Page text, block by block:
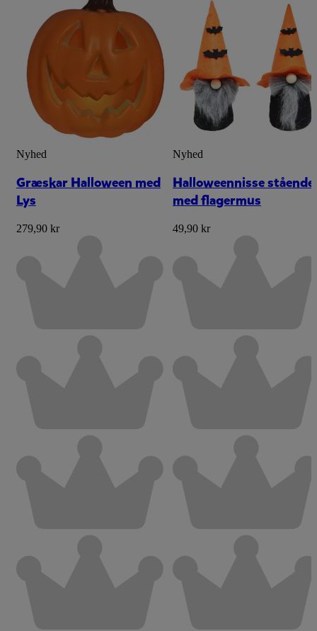
Nyhed
Græskar Halloween med
Lys
279,90 kr
Nyhed
Halloweennisse stående
med flagermus
49,90 kr